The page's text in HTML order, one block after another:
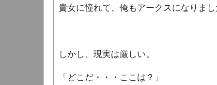
貴女に憧れて、俺もアークスになりま
しかし、現実は厳しい。
「どこだ・・・ここは？」